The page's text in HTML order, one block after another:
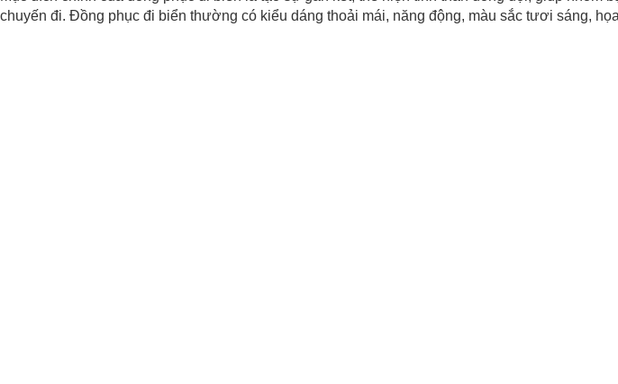
chuyến đi. Đồng phục đi biển thường có kiểu dáng thoải mái, năng động, màu sắc tươi sáng,